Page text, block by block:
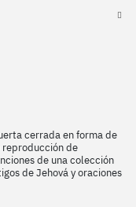
cerrada en forma de
de
de una colección
de Jehová y oraciones